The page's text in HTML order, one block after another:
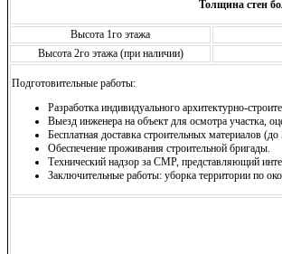
Толщина стен
Высота 1го этажа
Высота 2го этажа (при наличии)
Подготовительные работы:
Разработка индивидуального архитектурно-
Выезд инженера на объект для осмотра участка,
Бесплатная доставка строительных материалов
Обеспечение проживания строительной бригады.
Технический надзор за СМР, представляющий
Заключительные работы: уборка территории по